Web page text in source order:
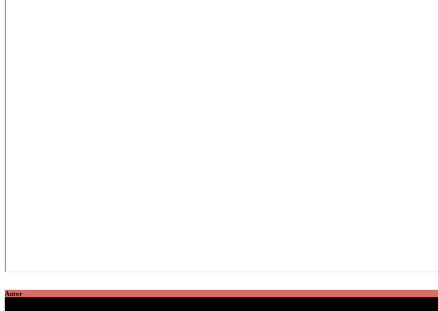
Autor